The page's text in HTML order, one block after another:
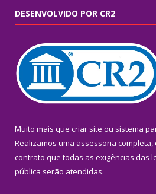
DESENVOLVIDO POR CR2
Muito mais que criar site ou sistema
Realizamos uma assessoria completa,
contrato que todas as exigências das
pública serão atendidas.